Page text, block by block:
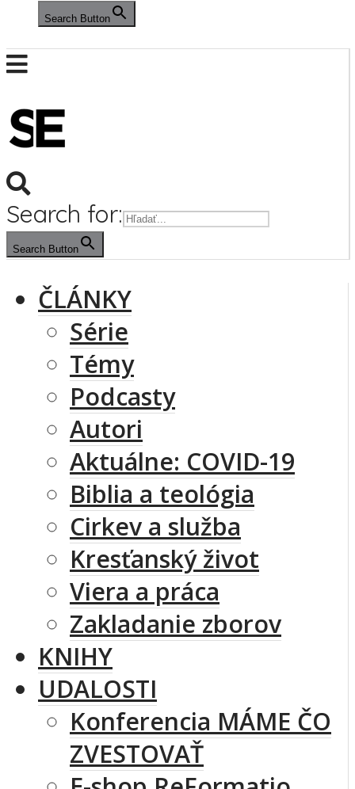
Search Button
Search for:
Search Button
ČLÁNKY
Série
Témy
Podcasty
Autori
Aktuálne: COVID-19
Biblia a teológia
Cirkev a služba
Kresťanský život
Viera a práca
Zakladanie zborov
KNIHY
UDALOSTI
Konferencia MÁME ČO
ZVESTOVAŤ